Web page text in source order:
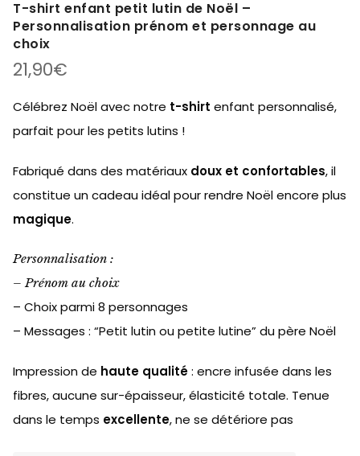
T-shirt enfant petit lutin de Noël –
Personnalisation prénom et personnage au
choix
21,90€
Célébrez Noël avec notre t-shirt enfant personnalisé,
parfait pour les petits lutins !
Fabriqué dans des matériaux doux et confortables, il
constitue un cadeau idéal pour rendre Noël encore plus
magique.
Personnalisation :
– Prénom au choix
– Choix parmi 8 personnages
– Messages : “Petit lutin ou petite lutine” du père Noël
Impression de haute qualité: encre infusée dans les
fibres, aucune sur-épaisseur, élasticité totale. Tenue
dans le temps excellente, ne se détériore pas